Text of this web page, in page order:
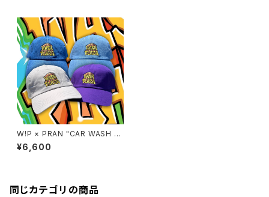
W!P × PRAN "CAR WASH P
LAZA" BALL CAP
¥6,600
同じカテゴリの商品